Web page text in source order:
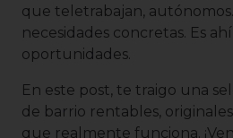
que teletrabajan,
necesidades concretas. Es
oportunidades.
En este post, te traigo una
de barrio rentables,
que realmente funciona.